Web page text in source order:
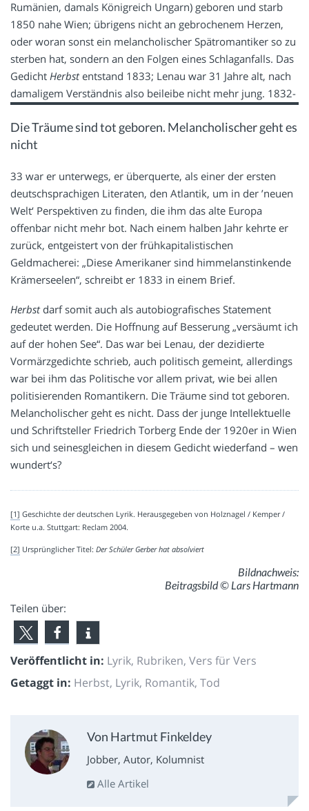
Rumänien, damals Königreich Ungarn) geboren und starb
1850 nahe Wien; übrigens nicht an gebrochenem Herzen,
oder woran sonst ein melancholischer Spätromantiker so zu
sterben hat, sondern an den Folgen eines Schlaganfalls. Das
Gedicht Herbstentstand 1833; Lenau war 31 Jahre alt, nach
damaligem Verständnis also beileibe nicht mehr jung.
Die Träume sind tot geboren. Melancholischer geht es
nicht
1832-
33 war er unterwegs, er überquerte, als einer der ersten
deutschsprachigen Literaten, den Atlantik, um in der ’neuen
Welt‘ Perspektiven zu finden, die ihm das alte Europa
offenbar nicht mehr bot. Nach einem halben Jahr kehrte er
zurück, entgeistert von der frühkapitalistischen
Geldmacherei: „Diese Amerikaner sind himmelanstinkende
Krämerseelen“, schreibt er 1833 in einem Brief.
Herbstdarf somit auch als autobiografisches Statement
gedeutet werden. Die Hoffnung auf Besserung „versäumt ich
auf der hohen See“. Das war bei Lenau, der dezidierte
Vormärzgedichte schrieb, auch politisch gemeint, allerdings
war bei ihm das Politische vor allem privat, wie bei allen
politisierenden Romantikern. Die Träume sind tot geboren.
Melancholischer geht es nicht. Dass der junge Intellektuelle
und Schriftsteller Friedrich Torberg Ende der 1920er in Wien
sich und seinesgleichen in diesem Gedicht wiederfand – wen
wundert‘s?
[1] Geschichte der deutschen Lyrik. Herausgegeben von Holznagel / Kemper /
Korte u.a. Stuttgart: Reclam 2004.
[2] Ursprünglicher Titel: Der Schüler Gerber hat absolviert
Bildnachweis:
Beitragsbild © Lars Hartmann
Teilen über:
Veröffentlicht in: Lyrik, Rubriken, Vers für Vers
Getaggt in: Herbst, Lyrik, Romantik, Tod
Von Hartmut Finkeldey
Jobber, Autor, Kolumnist
Alle Artikel